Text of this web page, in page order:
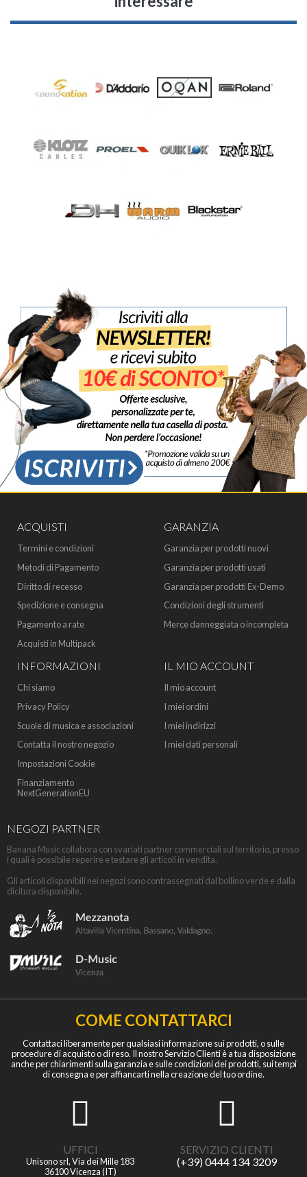
ACQUISTI
Termini e condizioni
Metodi di Pagamento
Diritto di recesso
Spedizione e consegna
Pagamento a rate
Acquisti in Multipack
GARANZIA
Garanzia per prodotti nuovi
Garanzia per prodotti usati
Garanzia per prodotti Ex-Demo
Condizioni degli strumenti
Merce danneggiata o incompleta
INFORMAZIONI
Chi siamo
Privacy Policy
Scuole di musica e associazioni
Contatta il nostro negozio
Impostazioni Cookie
Finanziamento
NextGenerationEU
IL MIO ACCOUNT
Il mio account
I miei ordini
I miei indirizzi
I miei dati personali
NEGOZI PARTNER
Banana Music collabora con svariati partner commerciali sul territorio, presso
i quali è possibile reperire e testare gli articoli in vendita.
Gli articoli disponibili nei negozi sono contrassegnati dal bollino verde e dalla
dicitura disponibile.
COME CONTATTARCI
Contattaci liberamente per qualsiasi informazione sui prodotti, o sulle
procedure di acquisto o di reso. Il nostro Servizio Clienti è a tua disposizione
anche per chiarimenti sulla garanzia e sulle condizioni dei prodotti, sui tempi
di consegna e per affiancarti nella creazione del tuo ordine.
UFFICI
Unisono srl, Via dei Mille 183
36100 Vicenza (IT)
SERVIZIO CLIENTI
(+39) 0444 134 3209